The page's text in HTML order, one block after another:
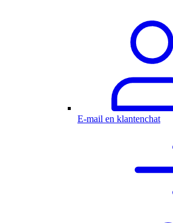
E-mail en klantenchat